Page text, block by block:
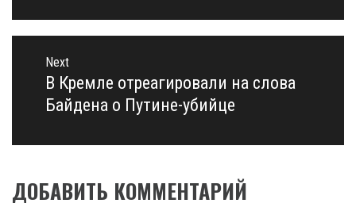
Next
Next
post:
В Кремле отреагировали на слова
Байдена о Путине-убийце
ДОБАВИТЬ КОММЕНТАРИЙ